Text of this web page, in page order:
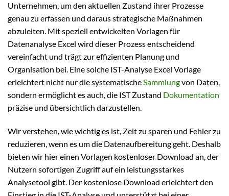
Unternehmen, um den aktuellen Zustand ihrer Prozesse
genau zu erfassen und daraus strategische Maßnahmen
abzuleiten. Mit speziell entwickelten Vorlagen für
Datenanalyse Excel wird dieser Prozess entscheidend
vereinfacht und trägt zur effizienten Planung und
Organisation bei. Eine solche IST-Analyse Excel Vorlage
erleichtert nicht nur die systematischeSammlungvon Daten,
sondern ermöglicht es auch, die IST Zustand Dokumentation
präzise und übersichtlich darzustellen.
Wir verstehen, wie wichtig es ist, Zeit zu sparen und Fehler zu
reduzieren, wenn es um die Datenaufbereitung geht. Deshalb
bieten wir hier einen Vorlagen kostenloser Download an, der
Nutzern sofortigen Zugriff auf ein leistungsstarkes
Analysetool gibt. Der kostenlose Download erleichtert den